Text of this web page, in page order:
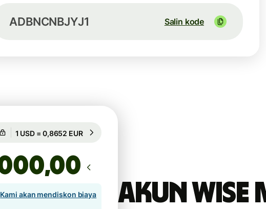
ADBNCNBJYJ1 Salin kode
Akun Wise
Dijamin selama 41h
,00
Kami akan mendiskon biaya